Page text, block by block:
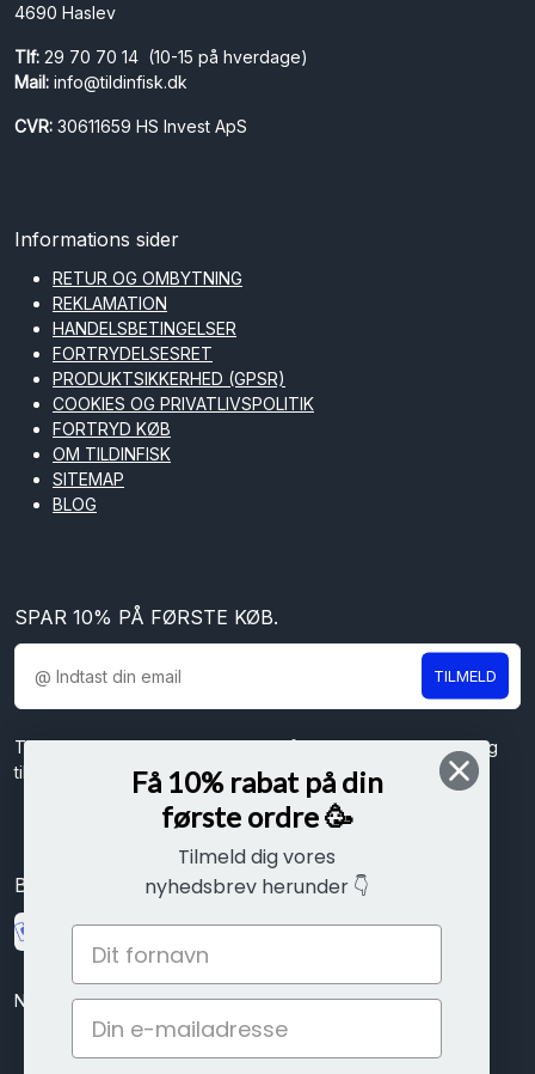
4690 Haslev
Tlf: 29 70 70 14 (10-15 på hverdage)
Mail: info@tildinfisk.dk
CVR: 30611659 HS Invest ApS
Informations sider
RETUR OG OMBYTNING
REKLAMATION
HANDELSBETINGELSER
FORTRYDELSESRET
PRODUKTSIKKERHED (GPSR)
COOKIES OG PRIVATLIVSPOLITIK
FORTRYD KØB
OM TILDINFISK
SITEMAP
BLOG
SPAR 10% PÅ FØRSTE KØB.
TILMELD
Tilmeld dig vores nyhedsbrev og få spændende nyheder og
tilbud direkte i din indbakke.
Betal sikkert med
Nem betaling med kort, mobilepay eller ViaBill delbetalinger
Få 10% rabat på din
første ordre 🥳
Tilmeld dig vores
nyhedsbrev herunder 👇